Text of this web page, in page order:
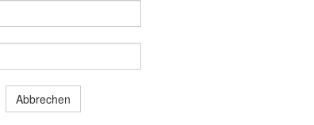
Abbrechen